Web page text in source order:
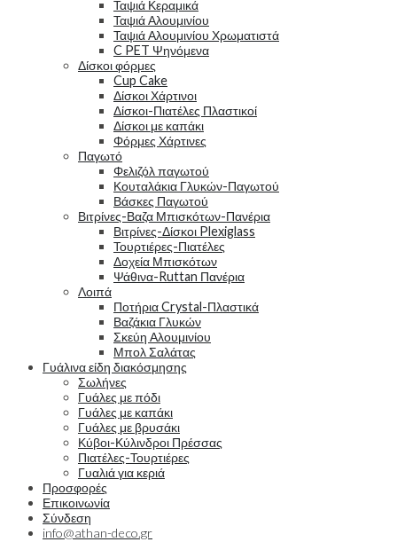
Ταψιά Κεραμικά
Ταψιά Αλουμινίου
Ταψιά Αλουμινίου Χρωματιστά
C PET Ψηνόμενα
Δίσκοι φόρμες
Cup Cake
Δίσκοι Χάρτινοι
Δίσκοι-Πιατέλες Πλαστικοί
Δίσκοι με καπάκι
Φόρμες Χάρτινες
Παγωτό
Φελιζόλ παγωτού
Κουταλάκια Γλυκών-Παγωτού
Βάσκες Παγωτού
Βιτρίνες-Βαζα Μπισκότων-Πανέρια
Βιτρίνες-Δίσκοι Plexiglass
Τουρτιέρες-Πιατέλες
Δοχεία Μπισκότων
Ψάθινα-Ruttan Πανέρια
Λοιπά
Ποτήρια Crystal-Πλαστικά
Βαζάκια Γλυκών
Σκεύη Αλουμινίου
Μπολ Σαλάτας
Γυάλινα είδη διακόσμησης
Σωλήνες
Γυάλες με πόδι
Γυάλες με καπάκι
Γυάλες με βρυσάκι
Κύβοι-Κύλινδροι Πρέσσας
Πιατέλες-Τουρτιέρες
Γυαλιά για κεριά
Προσφορές
Επικοινωνία
Σύνδεση
info@athan-deco.gr